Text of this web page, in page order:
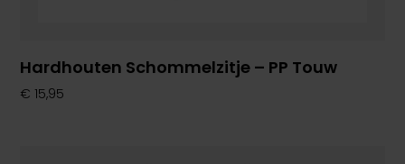
Hardhouten Schommelzitje – PP Touw
€ 15,95